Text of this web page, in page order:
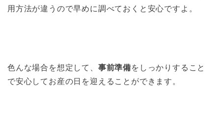
用方法が違うので早めに調べておくと安心ですよ。
色んな場合を想定して、 事前準備をしっかりする こと
で安心してお産の日を迎えることができます。